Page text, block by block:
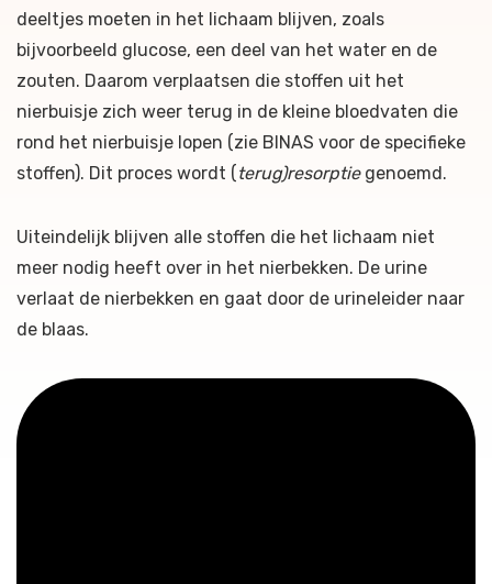
deeltjes moeten in het lichaam blijven, zoals
bijvoorbeeld glucose, een deel van het water en de
zouten. Daarom verplaatsen die stoffen uit het
nierbuisje zich weer terug in de kleine bloedvaten die
rond het nierbuisje lopen (zie BINAS voor de specifieke
stoffen). Dit proces wordt (terug)resorptiegenoemd.
Uiteindelijk blijven alle stoffen die het lichaam niet
meer nodig heeft over in het nierbekken. De urine
verlaat de nierbekken en gaat door de urineleider naar
de blaas.